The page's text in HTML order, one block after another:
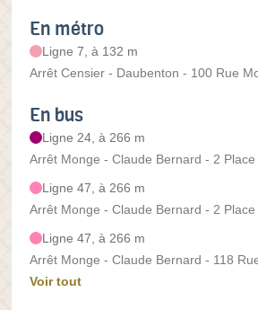
En métro
Ligne 7, à 132 m
Arrêt Censier - Daubenton - 100 Rue
En bus
Ligne 24, à 266 m
Arrêt Monge - Claude Bernard - 2
Ligne 47, à 266 m
Arrêt Monge - Claude Bernard - 2
Ligne 47, à 266 m
Arrêt Monge - Claude Bernard - 118
Voir tout